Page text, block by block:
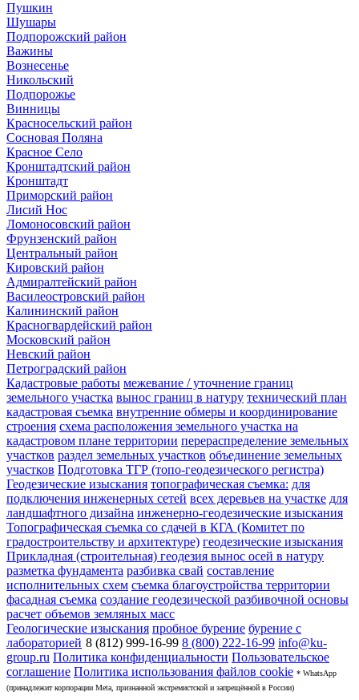
Пушкин
Шушары
Подпорожский район
Важины
Вознесенье
Никольский
Подпорожье
Винницы
Красносельский район
Сосновая Поляна
Красное Село
Кронштадтский район
Кронштадт
Приморский район
Лисий Нос
Ломоносовский район
Фрунзенский район
Центральный район
Кировский район
Адмиралтейский район
Василеостровский район
Калининский район
Красногвардейский район
Московский район
Невский район
Петроградский район
Кадастровые работы межевание / уточнение границ
земельного участка вынос границ в натуру технический план
кадастровая съемка внутренние обмеры и координирование
строения схема расположения земельного участка на
кадастровом плане территории перераспределение земельных
участков раздел земельных участков объединение земельных
участков Подготовка ТГР (топо-геодезического регистра)
Геодезические изыскания топографическая съемка: для
подключения инженерных сетей всех деревьев на участке для
ландшафтного дизайна инженерно-геодезические изыскания
Топографическая съемка со сдачей в КГА (Комитет по
градостроительству и архитектуре) геодезические изыскания
Прикладная (строительная) геодезия вынос осей в натуру
разметка фундамента разбивка свай составление
исполнительных схем съемка благоустройства территории
фасадная съемка создание геодезической разбивочной основы
расчет объемов земляных масс
Геологические изыскания пробное бурение бурение с
лабораторией 8 (812) 999-16-99 8 (800) 222-16-99 info@ku-
group.ru Политика конфиденциальности Пользовательское
соглашение Политика использования файлов cookie * WhatsApp
(принадлежит корпорации Meta, признанной экстремистской и запрещённой в России)